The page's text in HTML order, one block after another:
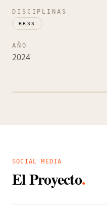
Estudio
Contacto
DISCIPLINAS
RRSS
AÑO
2024
SOCIAL MEDIA
El Proyecto.